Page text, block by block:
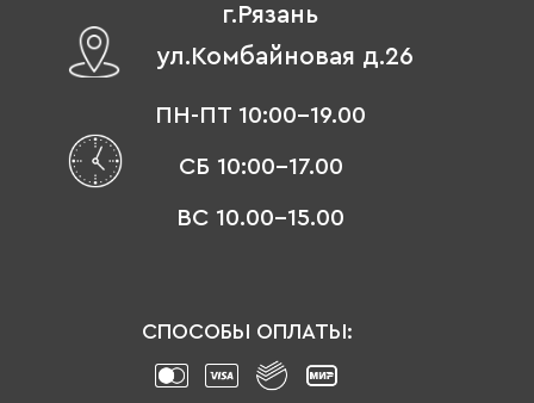
г.Рязань
ул.Комбайновая д.26
ПН-ПТ 10:00-19.00
СБ 10:00-17.00
ВС 10.00-15.00
СПОСОБЫ ОПЛАТЫ: